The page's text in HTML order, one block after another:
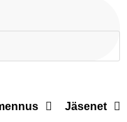
Jäsenet